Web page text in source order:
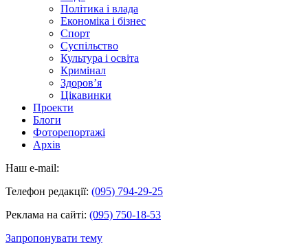
Політика і влада
Економіка і бізнес
Спорт
Суспільство
Культура і освіта
Кримінал
Здоров’я
Цікавинки
Проекти
Блоги
Фоторепортажі
Архів
Наш e-mail:
Телефон редакції: (095) 794-29-25
Реклама на сайті: (095) 750-18-53
Запропонувати тему